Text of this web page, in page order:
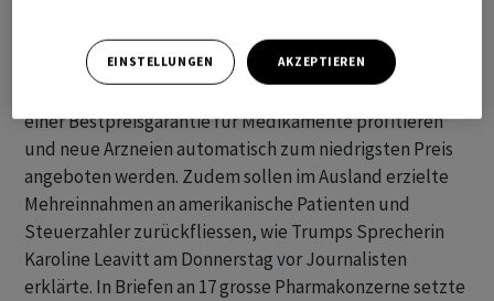
Nach den Vorstellungen des US-Präsidenten sollen
Hersteller wieEli Lilly, NovartisundPfizer
binnen 60
einer Bestpreisgarantie für Medikamente profitieren
und neue Arzneien automatisch zum niedrigsten Preis
angeboten werden. Zudem sollen im Ausland erzielte
Mehreinnahmen an amerikanische Patienten und
Steuerzahler zurückfliessen, wie Trumps Sprecherin
Karoline Leavitt am Donnerstag vor Journalisten
erklärte. In Briefen an 17 grosse Pharmakonzerne setzte
EINSTELLUNGEN AKZEPTIEREN